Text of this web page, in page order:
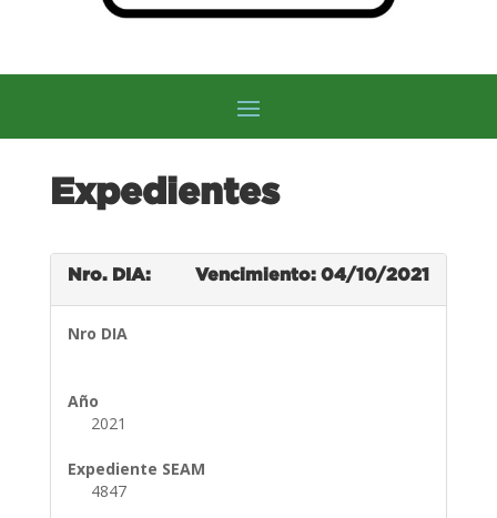
Expedientes
Nro. DIA: Vencimiento: 04/10/2021
Nro DIA
Año
2021
Expediente SEAM
4847